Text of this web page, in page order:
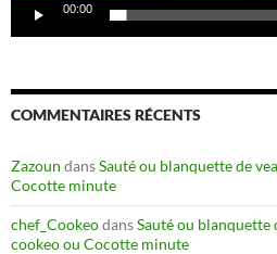
00:00
COMMENTAIRES RÉCENTS
Zazoun dansSauté ou blanquette de
Cocotte minute
chef_CookeodansSauté ou blanquette
cookeo ou Cocotte minute